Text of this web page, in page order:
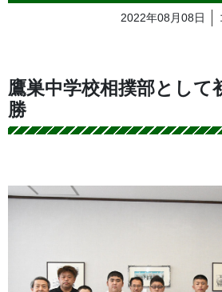
2022年08月08日
鷹巣中学校相撲部として
勝